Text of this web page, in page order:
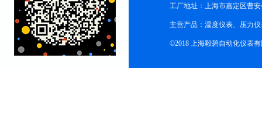
工厂地址：上海市嘉定区曹安
主营产品：温度仪表、压力
©2018 上海毅碧自动化仪表